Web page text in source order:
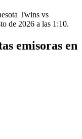
Twins vs
de 2026 a las 1:10.
emisoras en